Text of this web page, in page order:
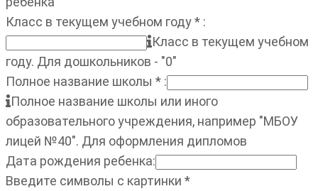
Класс в текущем учебном году* :
Класс в текущем учебном
году. Для дошкольников - "0"
Полное название школы * :
Полное название школы или иного
образовательного учреждения, например "МБОУ
лицей №40". Для оформления дипломов
Дата рождения ребенка:
Введите символы с картинки *